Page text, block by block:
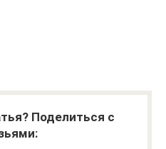
Поделиться с